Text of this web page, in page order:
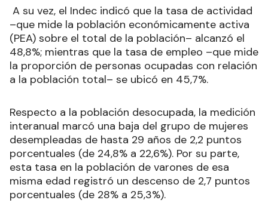
A su vez, el Indec indicó que la tasa de actividad
–que mide la población económicamente activa
(PEA) sobre el total de la población– alcanzó el
48,8%; mientras que la tasa de empleo –que mide
la proporción de personas ocupadas con relación
a la población total– se ubicó en 45,7%.
Respecto a la población desocupada, la medición
interanual marcó una baja del grupo de mujeres
desempleadas de hasta 29 años de 2,2 puntos
porcentuales (de 24,8% a 22,6%). Por su parte,
esta tasa en la población de varones de esa
misma edad registró un descenso de 2,7 puntos
porcentuales (de 28% a 25,3%).